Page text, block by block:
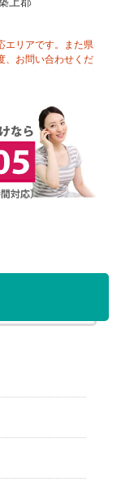
エリアです。また県
、お問い合わせくだ